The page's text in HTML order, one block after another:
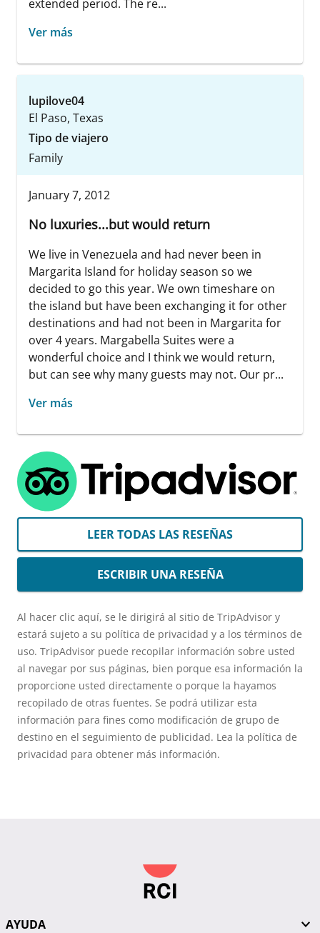
extended period. The re...
Ver más
lupilove04
El Paso, Texas
Tipo de viajero
Family
January 7, 2012
No luxuries...but would return
We live in Venezuela and had never been in
Margarita Island for holiday season so we
decided to go this year. We own timeshare on
the island but have been exchanging it for other
destinations and had not been in Margarita for
over 4 years. Margabella Suites were a
wonderful choice and I think we would return,
but can see why many guests may not. Our pr...
Ver más
LEER TODAS LAS RESEÑAS
ESCRIBIR UNA RESEÑA
Al hacer clic aquí, se le dirigirá al sitio de TripAdvisor y
estará sujeto a su política de privacidad y a los términos de
uso. TripAdvisor puede recopilar información sobre usted
al navegar por sus páginas, bien porque esa información la
proporcione usted directamente o porque la hayamos
recopilado de otras fuentes. Se podrá utilizar esta
información para fines como modificación de grupo de
destino en el seguimiento de publicidad. Lea la política de
privacidad para obtener más información.
AYUDA